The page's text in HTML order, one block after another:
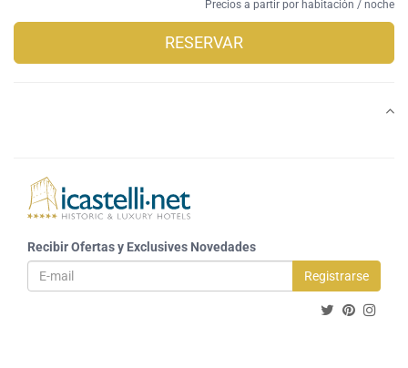
Precios a partir por habitación / noche
RESERVAR
Recibir Ofertas y Exclusives Novedades
Registrarse